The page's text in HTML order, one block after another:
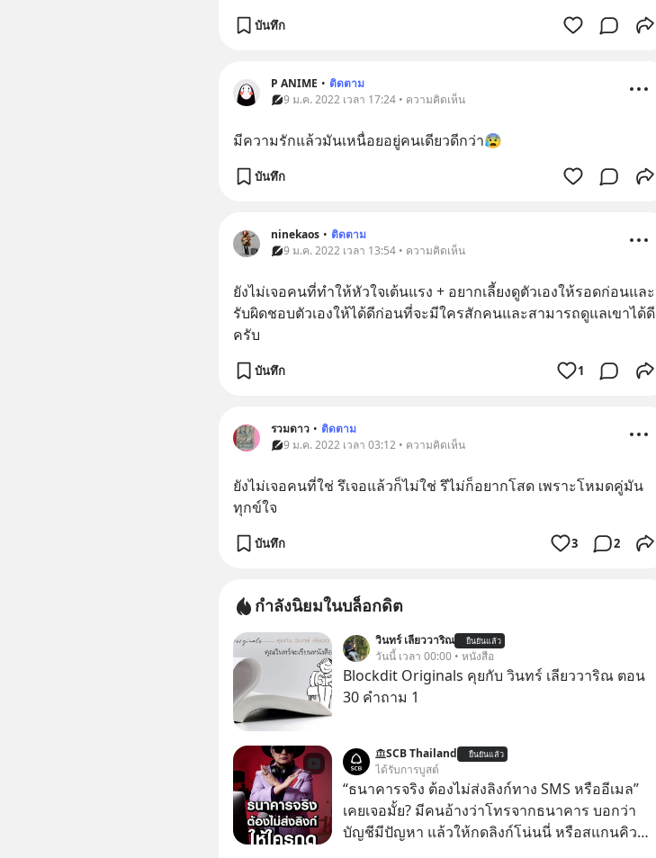
บันทึก
P ANIME • ติดตาม
9 ม.ค. 2022 เวลา 17:24 • ความคิดเห็น
มีความรักแล้วมันเหนื่อยอยู่คนเดียวดีกว่า😰
บันทึก
ninekaos • ติดตาม
9 ม.ค. 2022 เวลา 13:54 • ความคิดเห็น
ยังไม่เจอคนที่ทำให้หัวใจเต้นแรง + อยากเลี้ยงดูตัวเองให้รอดก่อนและ
รับผิดชอบตัวเองให้ได้ดีก่อนที่จะมีใครสักคนและสามารถดูแลเขาได้ดี
ครับ
บันทึก 1
รวมดาว • ติดตาม
9 ม.ค. 2022 เวลา 03:12 • ความคิดเห็น
ยังไม่เจอคนที่ใช่ รึเจอแล้วก็ไม่ใช่ รึไม่ก็อยากโสด เพราะโหมดคู่มัน
ทุกข์ใจ
บันทึก 3 2
กำลังนิยมในบล็อกดิต
วินทร์ เลียววาริณ ยืนยันแล้ว
วันนี้ เวลา 00:00 • หนังสือ
Blockdit Originals คุยกับ วินทร์ เลียววาริณ ตอน
30 คำถาม 1
SCB Thailand ยืนยันแล้ว
ได้รับการบูสต์
“ธนาคารจริง ต้องไม่ส่งลิงก์ทาง SMS หรืออีเมล”
เคยเจอมั้ย? มีคนอ้างว่าโทรจากธนาคาร บอกว่า
บัญชีมีปัญหา แล้วให้กดลิงก์โน่นนี่ หรือสแกนคิว